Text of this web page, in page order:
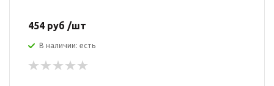
454 руб /шт
В наличии: есть